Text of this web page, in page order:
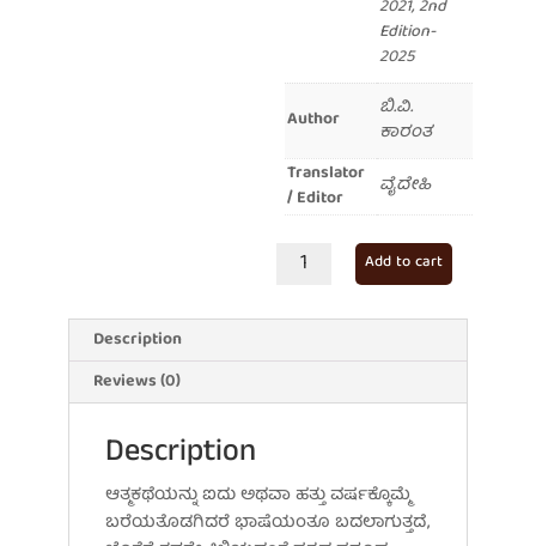
2021, 2nd
Edition-
2025
Author
ಬಿ.ವಿ.
ಕಾರಂತ
Translator
/ Editor
ವೈದೇಹಿ
ಇಲ್ಲಿರಲಾರೆ
Add to cart
Description
Reviews (0)
Description
ಆತ್ಮಕಥೆಯನ್ನು ಐದು ಅಥವಾ ಹತ್ತು ವರ್ಷಕ್ಕೊಮ್ಮೆ
ಬರೆಯತೊಡಗಿದರೆ ಭಾಷೆಯಂತೂ ಬದಲಾಗುತ್ತದೆ,